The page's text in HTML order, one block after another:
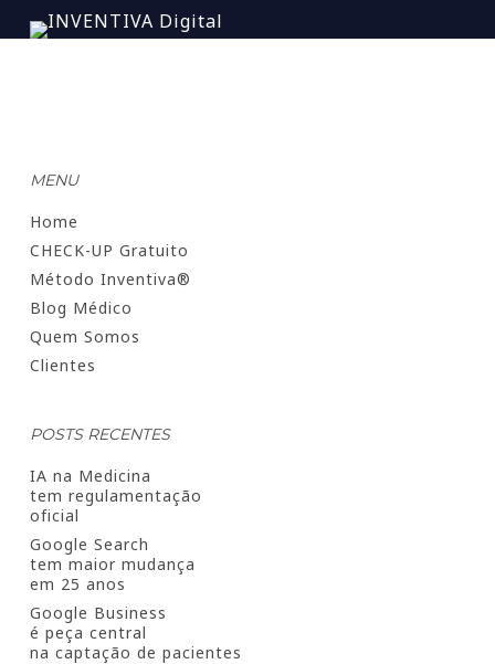
MENU
Home
CHECK-UP Gratuito
Método Inventiva®
Blog Médico
Quem Somos
Clientes
POSTS RECENTES
IA na Medicina
tem regulamentação
oficial
Google Search
tem maior mudança
em 25 anos
Google Business
é peça central
na captação de pacientes